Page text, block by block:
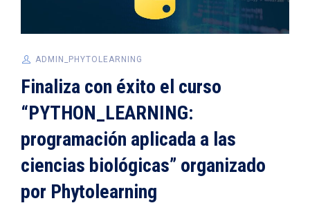
ADMIN_PHYTOLEARNING
Finaliza con éxito el curso
“PYTHON_LEARNING:
programación aplicada a las
ciencias biológicas” organizado
por Phytolearning